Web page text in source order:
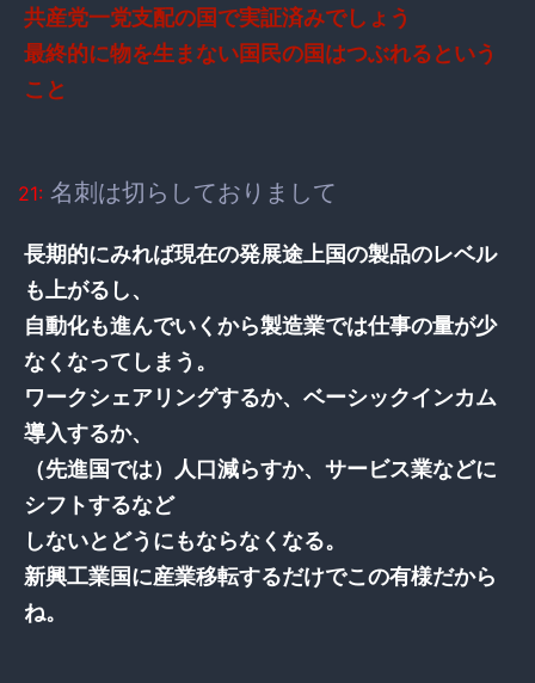
共産党一党支配の国で実証済みでしょう
最終的に物を生まない国民の国はつぶれるという
こと
21: 名刺は切らしておりまして
長期的にみれば現在の発展途上国の製品のレベル
も上がるし、
自動化も進んでいくから製造業では仕事の量が少
なくなってしまう。
ワークシェアリングするか、ベーシックインカム
導入するか、
（先進国では）人口減らすか、サービス業などに
シフトするなど
しないとどうにもならなくなる。
新興工業国に産業移転するだけでこの有様だから
ね。